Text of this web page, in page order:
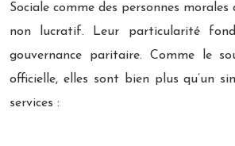
Sociale comme des personnes
non lucratif. Leur particularité
gouvernance paritaire. Comme le
officielle, elles sont bien plus qu’un
services :